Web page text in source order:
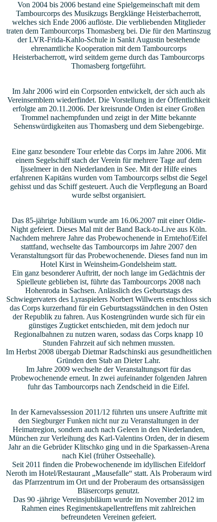
Von 2004 bis 2006 bestand eine Spielgemeinschaft mit dem
Tambourcorps des Musikzugs Bergklänge Heisterbacherrott,
welches sich Ende 2006 auflöste. Die verbliebenden Mitglieder
traten dem Tambourcorps Thomasberg bei. Die für den Martinszug
der LVR-Frida-Kahlo-Schule in Sankt Augustin bestehende
ehrenamtliche Kooperation mit dem Tambourcorps
Heisterbacherrott, wird seitdem gerne durch das Tambourcorps
Thomasberg fortgeführt.
Im Jahr 2006 wird ein Corpsorden entwickelt, der sich auch als
Vereinsemblem wiederfindet. Die Vorstellung in der Öffentlichkeit
erfolgte am 20.11.2006. Der kreisrunde Orden ist einer Großen
Trommel nachempfunden und zeigt in der Mitte bekannte
Sehenswürdigkeiten aus Thomasberg und dem Siebengebirge.
Eine ganz besondere Tour erlebte das Corps im Jahre 2006. Mit
einem Segelschiff stach der Verein für mehrere Tage auf dem
Ijsselmeer in den Niederlanden in See. Mit der Hilfe eines
erfahrenen Kapitäns wurden vom Tambourcorps selbst die Segel
gehisst und das Schiff gesteuert. Auch die Verpflegung an Board
wurde selbst organisiert.
Das 85-jährige Jubiläum wurde am 16.06.2007 mit einer Oldie-
Night gefeiert. Dieses Mal mit der Band Back-to-Live aus Köln.
Nachdem mehrere Jahre das Probewochenende in Erntehof/Eifel
stattfand, wechselte das Tambourcorps im Jahre 2007 den
Veranstaltungsort für das Probewochenende. Dieses fand nun im
Hotel Kirst in Weinsheim-Gondelsheim statt.
Ein ganz besonderer Auftritt, der noch lange im Gedächtnis der
Spielleute geblieben ist, führte das Tambourcorps 2008 nach
Hohenroda in Sachsen. Anlässlich des Geburtstags des
Schwiegervaters des Lyraspielers Norbert Willwerts entschloss sich
das Corps kurzerhand für ein Geburtstagsständchen in den Osten
der Republik zu fahren. Aus Kostengründen wurde sich für ein
günstiges Zugticket entschieden, mit dem jedoch nur
Regionalbahnen zu nutzen waren, sodass das Corps knapp 10
Stunden Fahrzeit auf sich nehmen mussten.
Im Herbst 2008 übergab Dietmar Radschinski aus gesundheitlichen
Gründen den Stab an Dieter Lahr.
Im Jahre 2009 wechselte der Veranstaltungsort für das
Probewochenende erneut. In zwei aufeinander folgenden Jahren
fuhr das Tambourcorps nach Zendscheid in die Eifel.
In der Karnevalssession 2011/12 führten uns unsere Auftritte mit
den Siegburger Funken nicht nur zu Veranstaltungen in der
Heimatregion, sondern auch nach Geleen in den Niederlanden,
München zur Verleihung des Karl-Valentins Orden, der in diesem
Jahr an die Gebrüder Klitschko ging und in die Sparkassen-Arena
nach Kiel (früher Ostseehalle).
Seit 2011 finden die Probewochenende im idyllischen Eifeldorf
Neroth im Hotel/Restaurant „Mausefalle“ statt. Als Proberaum wird
das Pfarrzentrum im Ort und der Proberaum des ortsansässigen
Bläsercorps genutzt.
Das 90 -jährige Vereinsjubiläum wurde im November 2012 im
Rahmen eines Regimentskapellentreffens mit zahlreichen
befreundeten Vereinen gefeiert.